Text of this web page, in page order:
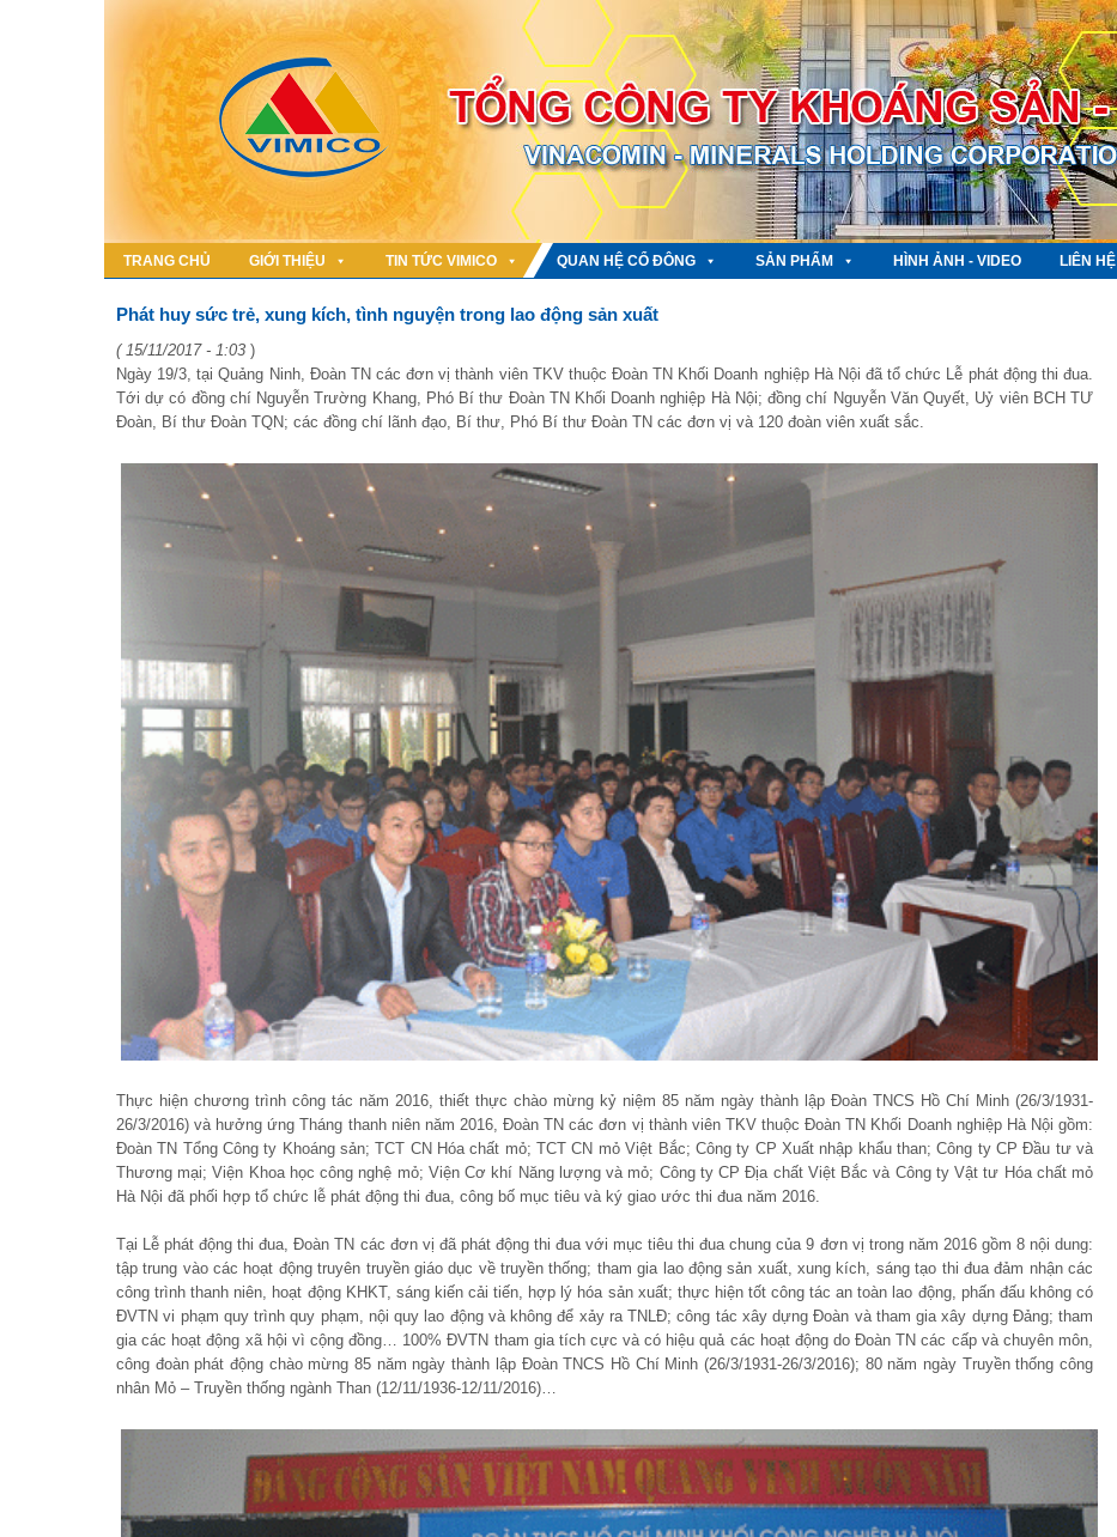
TRANG CHỦ GIỚI THIỆU TIN TỨC VIMICO QUAN HỆ CỔ ĐÔNG SẢN PHẨM HÌNH ẢNH - VIDEO LIÊN HỆ
Phát huy sức trẻ, xung kích, tình nguyện trong lao động sản xuất
( 15/11/2017 - 1:03 )
Ngày 19/3, tại Quảng Ninh, Đoàn TN các đơn vị thành viên TKV thuộc Đoàn TN Khối Doanh nghiệp Hà Nội đã tổ chức Lễ phát động thi đua.
Tới dự có đồng chí Nguyễn Trường Khang, Phó Bí thư Đoàn TN Khối Doanh nghiệp Hà Nội; đồng chí Nguyễn Văn Quyết, Uỷ viên BCH TƯ
Đoàn, Bí thư Đoàn TQN; các đồng chí lãnh đạo, Bí thư, Phó Bí thư Đoàn TN các đơn vị và 120 đoàn viên xuất sắc.
Thực hiện chương trình công tác năm 2016, thiết thực chào mừng kỷ niệm 85 năm ngày thành lập Đoàn TNCS Hồ Chí Minh (26/3/1931-
26/3/2016) và hưởng ứng Tháng thanh niên năm 2016, Đoàn TN các đơn vị thành viên TKV thuộc Đoàn TN Khối Doanh nghiệp Hà Nội gồm:
Đoàn TN Tổng Công ty Khoáng sản; TCT CN Hóa chất mỏ; TCT CN mỏ Việt Bắc; Công ty CP Xuất nhập khẩu than; Công ty CP Đầu tư và
Thương mại; Viện Khoa học công nghệ mỏ; Viện Cơ khí Năng lượng và mỏ; Công ty CP Địa chất Việt Bắc và Công ty Vật tư Hóa chất mỏ
Hà Nội đã phối hợp tổ chức lễ phát động thi đua, công bố mục tiêu và ký giao ước thi đua năm 2016.
Tại Lễ phát động thi đua, Đoàn TN các đơn vị đã phát động thi đua với mục tiêu thi đua chung của 9 đơn vị trong năm 2016 gồm 8 nội dung:
tập trung vào các hoạt động truyên truyền giáo dục về truyền thống; tham gia lao động sản xuất, xung kích, sáng tạo thi đua đảm nhận các
công trình thanh niên, hoạt động KHKT, sáng kiến cải tiến, hợp lý hóa sản xuất; thực hiện tốt công tác an toàn lao động, phấn đấu không có
ĐVTN vi phạm quy trình quy phạm, nội quy lao động và không để xảy ra TNLĐ; công tác xây dựng Đoàn và tham gia xây dựng Đảng; tham
gia các hoạt động xã hội vì cộng đồng… 100% ĐVTN tham gia tích cực và có hiệu quả các hoạt động do Đoàn TN các cấp và chuyên môn,
công đoàn phát động chào mừng 85 năm ngày thành lập Đoàn TNCS Hồ Chí Minh (26/3/1931-26/3/2016); 80 năm ngày Truyền thống công
nhân Mỏ – Truyền thống ngành Than (12/11/1936-12/11/2016)…